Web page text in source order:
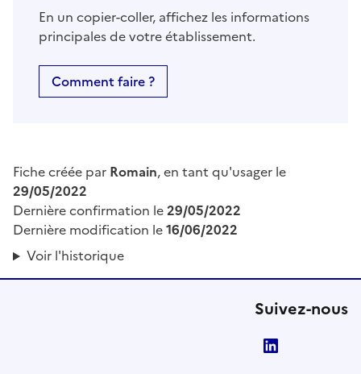
En un copier-coller, affichez les informations
principales de votre établissement.
Comment faire ?
Fiche créée par Romain, en tant qu'usager le
29/05/2022
Dernière confirmation le29/05/2022
Dernière modification le16/06/2022
Voir l'historique
Suivez-nous